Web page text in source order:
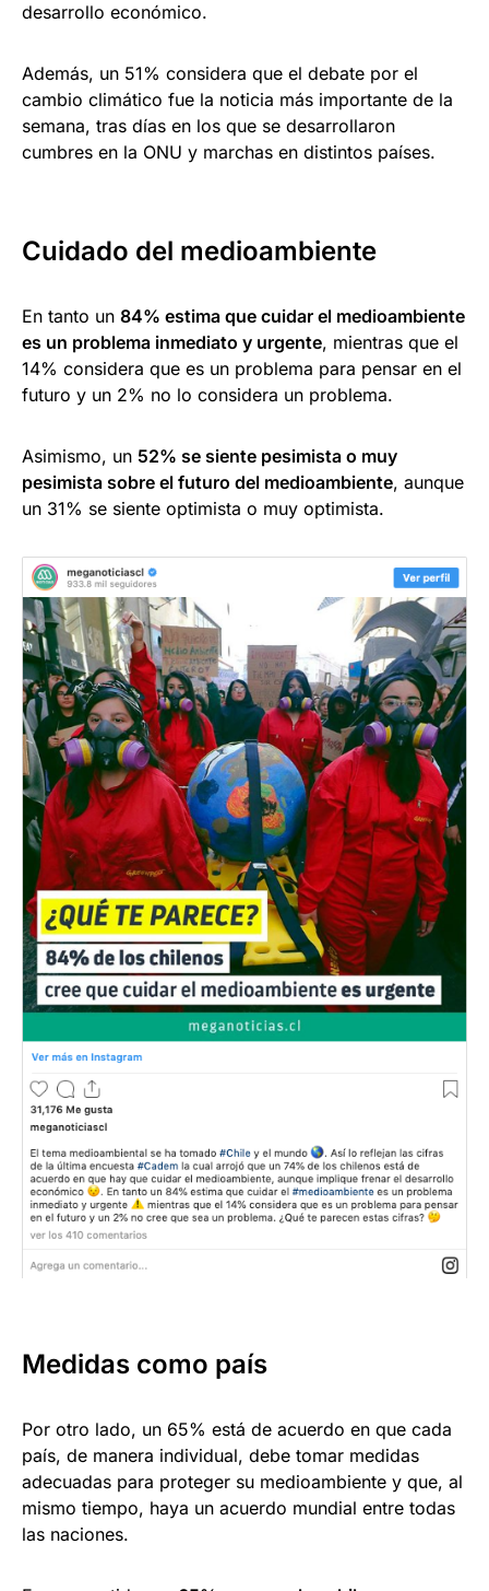
desarrollo económico.
Además, un 51% considera que el debate por el
cambio climático fue la noticia más importante de la
semana, tras días en los que se desarrollaron
cumbres en la ONU y marchas en distintos países.
Cuidado del medioambiente
En tanto un 84% estima que cuidar el medioambiente
es un problema inmediato y urgente, mientras que el
14% considera que es un problema para pensar en el
futuro y un 2% no lo considera un problema.
Asimismo, un 52% se siente pesimista o muy
pesimista sobre el futuro del medioambiente, aunque
un 31% se siente optimista o muy optimista.
Medidas como país
Por otro lado, un 65% está de acuerdo en que cada
país, de manera individual, debe tomar medidas
adecuadas para proteger su medioambiente y que, al
mismo tiempo, haya un acuerdo mundial entre todas
las naciones.